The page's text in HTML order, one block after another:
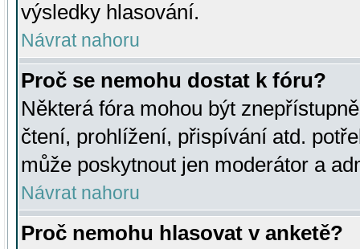
výsledky hlasování.
Návrat nahoru
Proč se nemohu dostat k fóru?
Některá fóra mohou být
čtení, prohlížení, přispívání atd.
může poskytnout jen moderátor a
Návrat nahoru
Proč nemohu hlasovat v anketě?